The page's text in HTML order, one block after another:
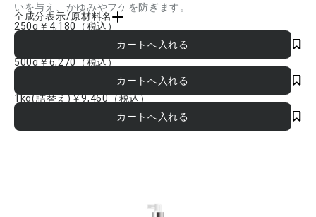
いを与え、かゆみやフケを防ぎます。
全成分表示/原材料名
水、セタノール、BG、ベヘントリモニウムクロリド、イソステアリン酸イソステアリ
ル、ステアリルアルコール、イソノナン酸イソトリデシル、PEG-20、トレハロース、
ローヤルゼリーエキス、グルタミン酸、アジピン酸ジイソプロピル、加水分解ローヤ
ルゼリータンパク、加水分解ダイズエキス(黒大豆)、ビターオレンジ果皮エキス、テト
ライソステアリン酸ペンタエリスリチル、マカデミアナッツ脂肪酸エチル、アプリコ
ット核油ポリグリセリル-6エステルズ、グリチルリチン酸2K、ジラウロイルグルタミ
ン酸リシンNa、リンゴ酸、エタノール、イソプロパノール、トコフェロール、フェノ
キシエタノール、香料 ■成分内容は商品の改良等により更新される場合があります。
実際の成分は商品の表示をご覧ください。
250g ￥4,180 （税込）
500g￥6,270（税込）
1kg(詰替え)￥9,460（税込）